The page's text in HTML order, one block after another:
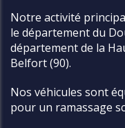
Notre activité
le département du
département de la
Belfort (90).
Nos véhicules sont
pour un ramassage